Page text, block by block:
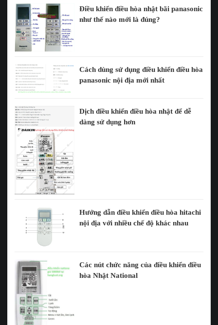
Điều khiển điều hòa nhật bãi panasonic
như thế nào mới là đúng?
Cách dùng sử dụng điều khiển điều hòa
panasonic nội địa mới nhất
Dịch điều khiển điều hòa nhật để dễ
dàng sử dụng hơn
Hướng dẫn điều khiển điều hòa hitachi
nội địa với nhiều chế độ khác nhau
Các nút chức năng của điều khiển điều
hòa Nhật National